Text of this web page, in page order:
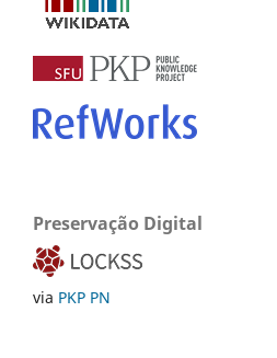
Preservação Digital
via PKP PN